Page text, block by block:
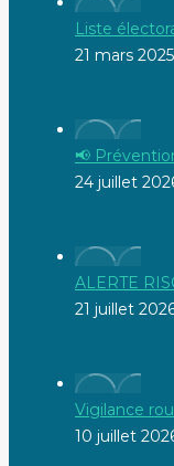
Liste
21 mars 2025
📢
24 juillet
ALERTE
21 juillet
Vigilance
10 juillet